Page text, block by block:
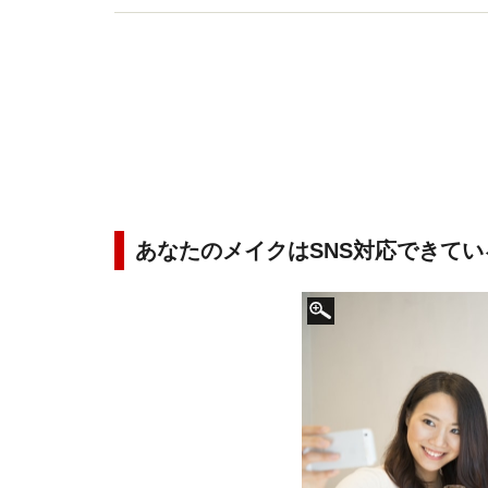
あなたのメイクはSNS対応できて